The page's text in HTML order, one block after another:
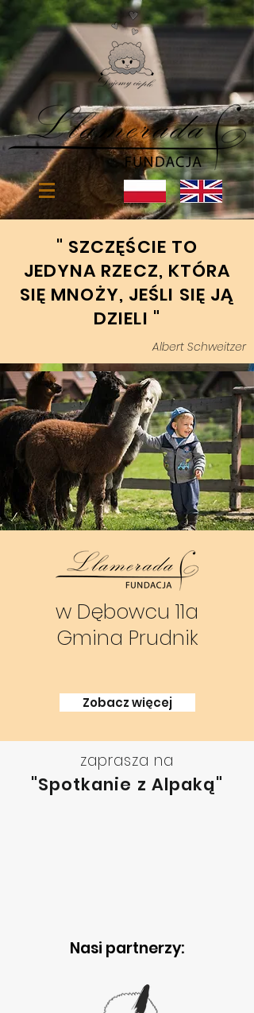
" SZCZĘŚCIE TO
JEDYNA RZECZ, KTÓRA
SIĘ MNOŻY, JEŚLI SIĘ JĄ
DZIELI "
Albert Schweitzer
w Dębowcu 11a
Gmina Prudnik
Zobacz więcej
zaprasza na
"Spotkanie z Alpaką"
Nasi partnerzy: